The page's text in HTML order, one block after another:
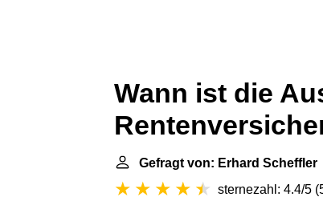
Wann ist die
Gefragt von: Erhard Scheffler
sternezahl: 4.4/5 (